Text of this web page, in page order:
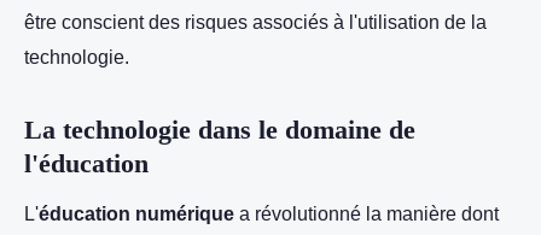
être conscient des risques associés à l'utilisation de la
technologie.
La technologie dans le domaine de
l'éducation
L'éducation numérique a révolutionné la manière dont